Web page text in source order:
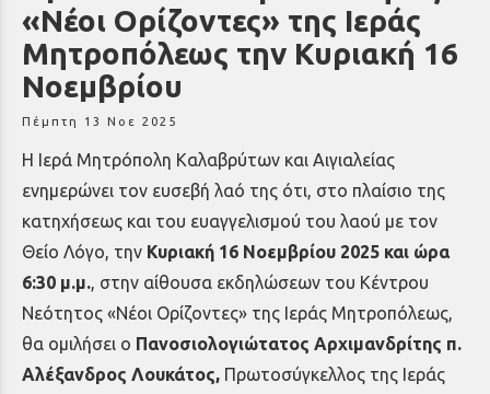
«Νέοι Ορίζοντες» της Ιεράς
Μητροπόλεως την Κυριακή 16
Νοεμβρίου
Πέμπτη 13 Νοε 2025
Η Ιερά Μητρόπολη Καλαβρύτων και Αιγιαλείας
ενημερώνει τον ευσεβή λαό της ότι, στο πλαίσιο της
κατηχήσεως και του ευαγγελισμού του λαού με τον
Θείο Λόγο, την Κυριακή 16 Νοεμβρίου 2025 και ώρα
6:30 μ.μ., στην αίθουσα εκδηλώσεων του Κέντρου
Νεότητος «Νέοι Ορίζοντες» της Ιεράς Μητροπόλεως,
θα ομιλήσει ο Πανοσιολογιώτατος Αρχιμανδρίτης π.
Αλέξανδρος Λουκάτος, Πρωτοσύγκελλος της Ιεράς